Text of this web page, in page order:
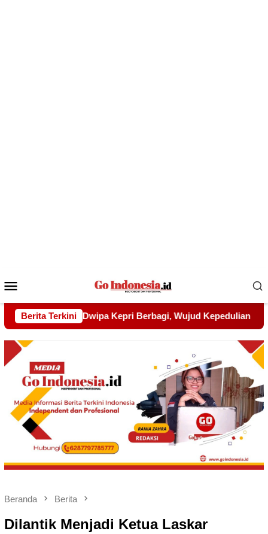
Mobile
Berita Terkini
Kepedulian kepada Pondok Tahfidz Yatim dan Dhuafa
Beranda Berita
Dilantik Menjadi Ketua Laskar